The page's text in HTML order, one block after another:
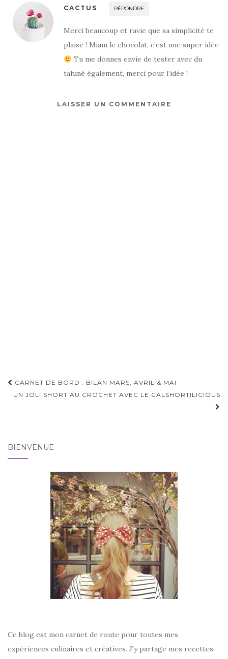
CACTUS RÉPONDRE
Merci beaucoup et ravie que sa simplicité te
plaise ! Miam le chocolat, c’est une super idée
Tu me donnes envie de tester avec du
tahiné également, merci pour l’idée !
LAISSER UN COMMENTAIRE
Pagination
d'article
CARNET DE BORD : BILAN MARS, AVRIL & MAI
UN JOLI SHORT AU CROCHET AVEC LE CALSHORTILICIOUS
BIENVENUE
Ce blog est mon carnet de route pour toutes mes
expériences culinaires et créatives. J'y partage mes recettes